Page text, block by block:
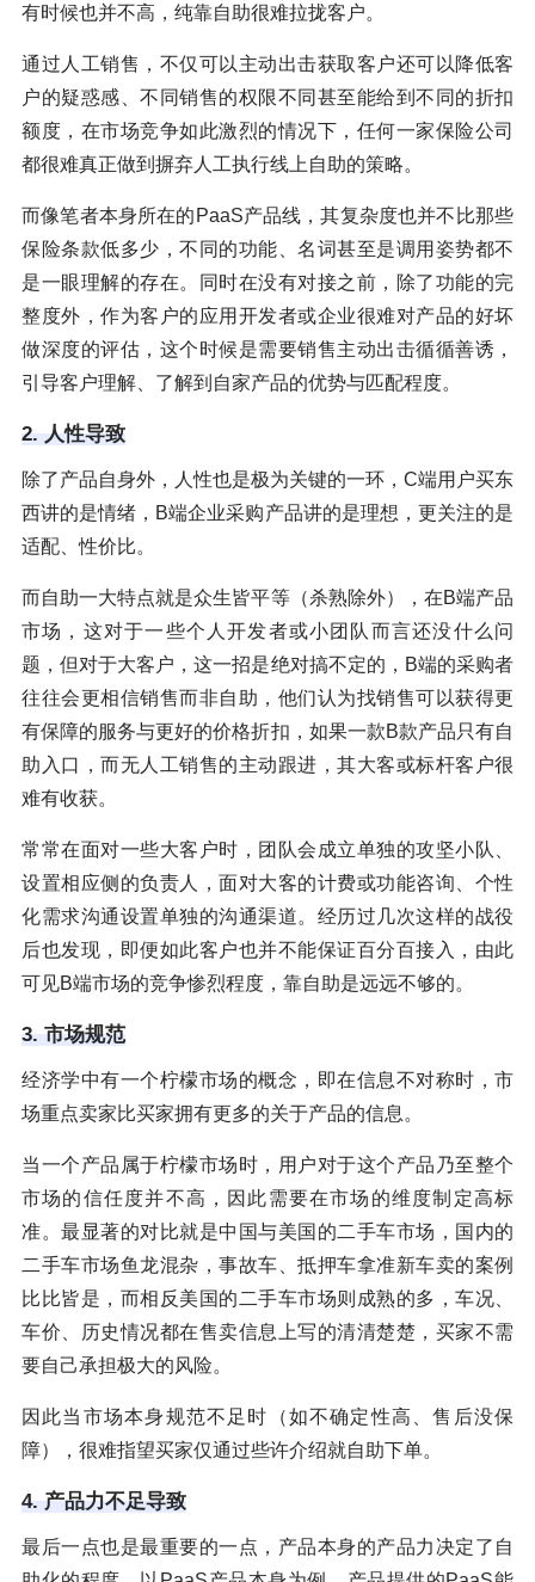
有时候也并不高，纯靠自助很难拉拢客户。
通过人工销售，不仅可以主动出击获取客户还可以降低客
户的疑惑感、不同销售的权限不同甚至能给到不同的折扣
额度，在市场竞争如此激烈的情况下，任何一家保险公司
都很难真正做到摒弃人工执行线上自助的策略。
而像笔者本身所在的PaaS产品线，其复杂度也并不比那些
保险条款低多少，不同的功能、名词甚至是调用姿势都不
是一眼理解的存在。同时在没有对接之前，除了功能的完
整度外，作为客户的应用开发者或企业很难对产品的好坏
做深度的评估，这个时候是需要销售主动出击循循善诱，
引导客户理解、了解到自家产品的优势与匹配程度。
2. 人性导致
除了产品自身外，人性也是极为关键的一环，C端用户买东
西讲的是情绪，B端企业采购产品讲的是理想，更关注的是
适配、性价比。
而自助一大特点就是众生皆平等（杀熟除外），在B端产品
市场，这对于一些个人开发者或小团队而言还没什么问
题，但对于大客户，这一招是绝对搞不定的，B端的采购者
往往会更相信销售而非自助，他们认为找销售可以获得更
有保障的服务与更好的价格折扣，如果一款B款产品只有自
助入口，而无人工销售的主动跟进，其大客或标杆客户很
难有收获。
常常在面对一些大客户时，团队会成立单独的攻坚小队、
设置相应侧的负责人，面对大客的计费或功能咨询、个性
化需求沟通设置单独的沟通渠道。经历过几次这样的战役
后也发现，即便如此客户也并不能保证百分百接入，由此
可见B端市场的竞争惨烈程度，靠自助是远远不够的。
3. 市场规范
经济学中有一个柠檬市场的概念，即在信息不对称时，市
场重点卖家比买家拥有更多的关于产品的信息。
当一个产品属于柠檬市场时，用户对于这个产品乃至整个
市场的信任度并不高，因此需要在市场的维度制定高标
准。最显著的对比就是中国与美国的二手车市场，国内的
二手车市场鱼龙混杂，事故车、抵押车拿准新车卖的案例
比比皆是，而相反美国的二手车市场则成熟的多，车况、
车价、历史情况都在售卖信息上写的清清楚楚，买家不需
要自己承担极大的风险。
因此当市场本身规范不足时（如不确定性高、售后没保
障），很难指望买家仅通过些许介绍就自助下单。
4. 产品力不足导致
最后一点也是最重要的一点，产品本身的产品力决定了自